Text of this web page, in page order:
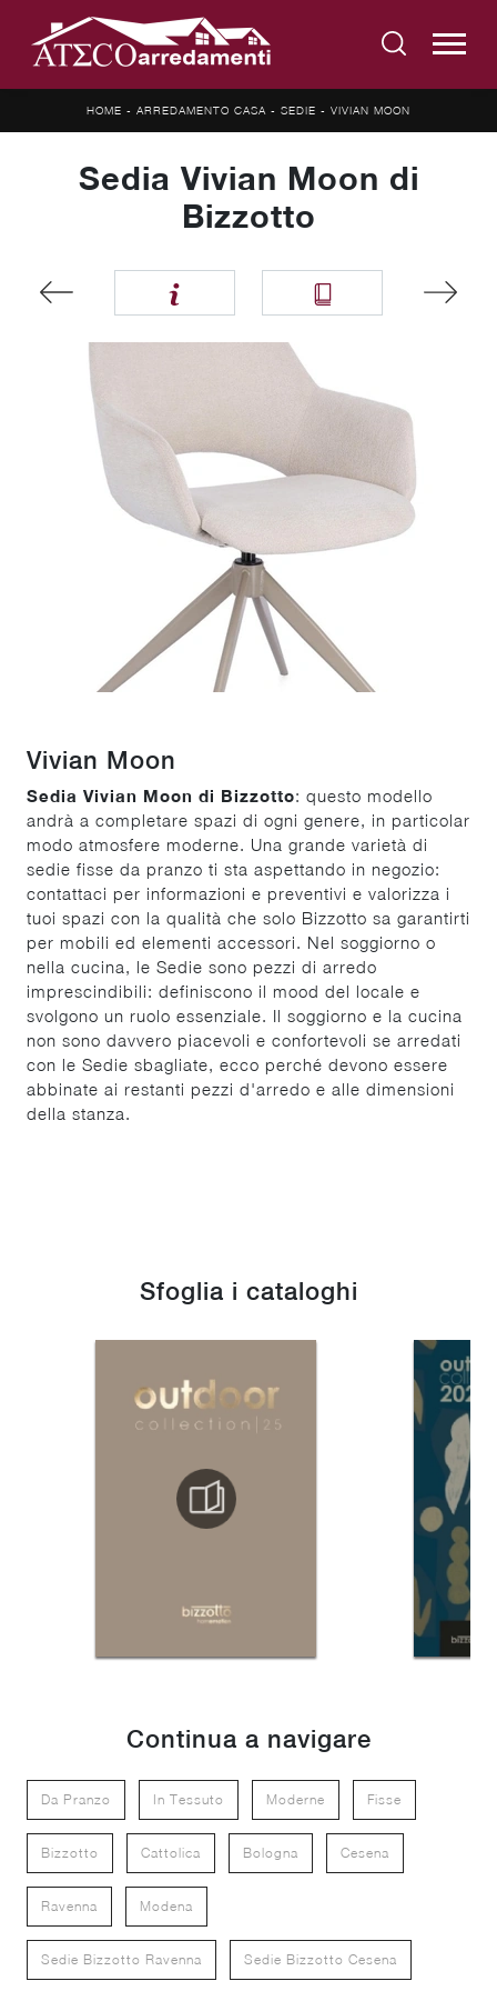
HOME - ARREDAMENTO CASA - SEDIE - VIVIAN MOON
Sedia Vivian Moon di
Bizzotto
Vivian Moon
Sedia Vivian Moon di Bizzotto: questo modello
andrà a completare spazi di ogni genere, in particolar
modo atmosfere moderne. Una grande varietà di
sedie fisse da pranzo ti sta aspettando in negozio:
contattaci per informazioni e preventivi e valorizza i
tuoi spazi con la qualità che solo Bizzotto sa garantirti
per mobili ed elementi accessori. Nel soggiorno o
nella cucina, le Sedie sono pezzi di arredo
imprescindibili: definiscono il mood del locale e
svolgono un ruolo essenziale. Il soggiorno e la cucina
non sono davvero piacevoli e confortevoli se arredati
con le Sedie sbagliate, ecco perché devono essere
abbinate ai restanti pezzi d'arredo e alle dimensioni
della stanza.
Sfoglia i cataloghi
Continua a navigare
Da Pranzo In Tessuto Moderne Fisse
Bizzotto Cattolica Bologna Cesena
Ravenna Modena
Sedie Bizzotto Ravenna Sedie Bizzotto Cesena